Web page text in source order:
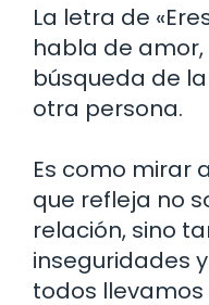
La letra de
habla de amor,
búsqueda de
otra persona.
Es como mirar
que refleja no
relación, sino
inseguridades
todos